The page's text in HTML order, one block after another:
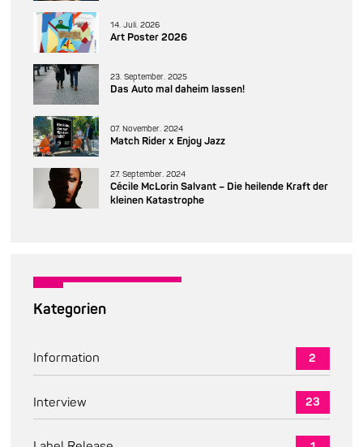
14. Juli. 2026
Art Poster 2026
23. September. 2025
Das Auto mal daheim lassen!
07. November. 2024
Match Rider x Enjoy Jazz
27. September. 2024
Cécile McLorin Salvant – Die heilende Kraft der
kleinen Katastrophe
Kategorien
Information 2
Interview 23